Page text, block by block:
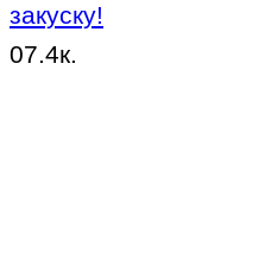
закуску!
07.4к.